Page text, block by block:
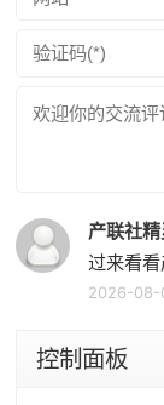
产联社精
过来看看
2026-08-
控制面板